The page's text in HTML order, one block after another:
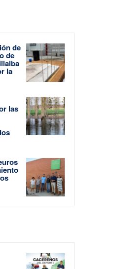
de
de
la
las